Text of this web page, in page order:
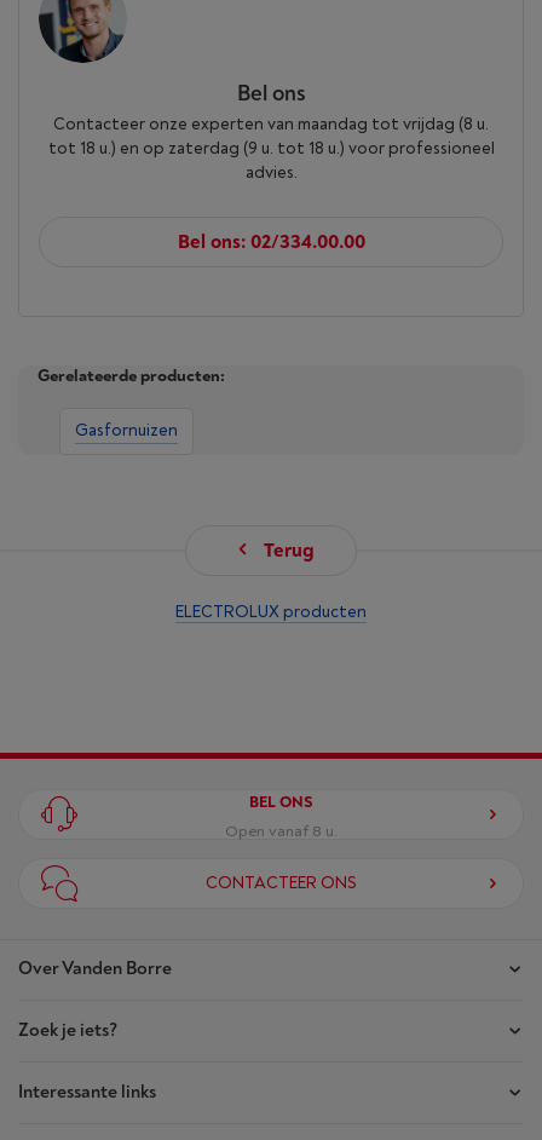
Bel ons
Contacteer onze experten van maandag tot vrijdag (8 u.
tot 18 u.) en op zaterdag (9 u. tot 18 u.) voor professioneel
advies.
Bel ons: 02/334.00.00
Gerelateerde producten:
Gasfornuizen
Terug
ELECTROLUX producten
Over Vanden Borre
Onze winkels
Akte van Vertrouwen
Zoek je iets?
Je bestellingen
Interessante links
BEL ONS
Open vanaf 8 u.
CONTACTEER ONS